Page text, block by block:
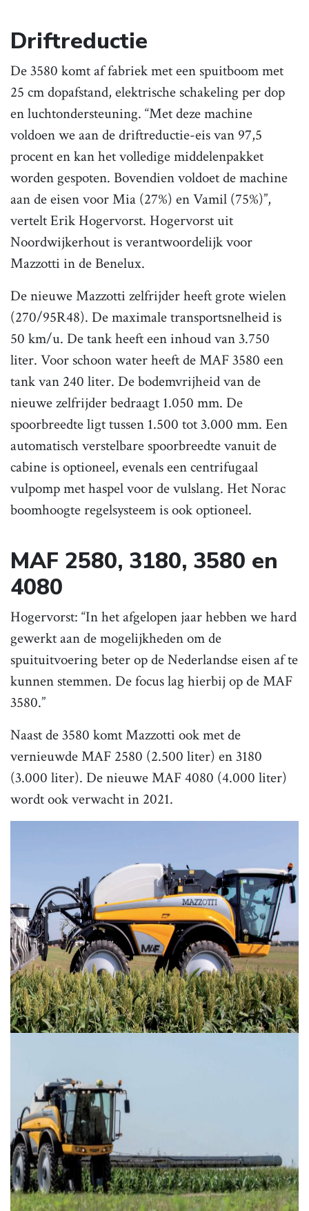
Driftreductie
De 3580 komt af fabriek met een spuitboom met
25 cm dopafstand, elektrische schakeling per dop
en luchtondersteuning. “Met deze machine
voldoen we aan de driftreductie-eis van 97,5
procent en kan het volledige middelenpakket
worden gespoten. Bovendien voldoet de machine
aan de eisen voor Mia (27%) en Vamil (75%)”,
vertelt Erik Hogervorst. Hogervorst uit
Noordwijkerhout is verantwoordelijk voor
Mazzotti in de Benelux.
De nieuwe Mazzotti zelfrijder heeft grote wielen
(270/95R48). De maximale transportsnelheid is
50 km/u. De tank heeft een inhoud van 3.750
liter. Voor schoon water heeft de MAF 3580 een
tank van 240 liter. De bodemvrijheid van de
nieuwe zelfrijder bedraagt 1.050 mm. De
spoorbreedte ligt tussen 1.500 tot 3.000 mm. Een
automatisch verstelbare spoorbreedte vanuit de
cabine is optioneel, evenals een centrifugaal
vulpomp met haspel voor de vulslang. Het Norac
boomhoogte regelsysteem is ook optioneel.
MAF 2580, 3180, 3580 en
4080
Hogervorst: “In het afgelopen jaar hebben we hard
gewerkt aan de mogelijkheden om de
spuituitvoering beter op de Nederlandse eisen af te
kunnen stemmen. De focus lag hierbij op de MAF
3580.”
Naast de 3580 komt Mazzotti ook met de
vernieuwde MAF 2580 (2.500 liter) en 3180
(3.000 liter). De nieuwe MAF 4080 (4.000 liter)
wordt ook verwacht in 2021.